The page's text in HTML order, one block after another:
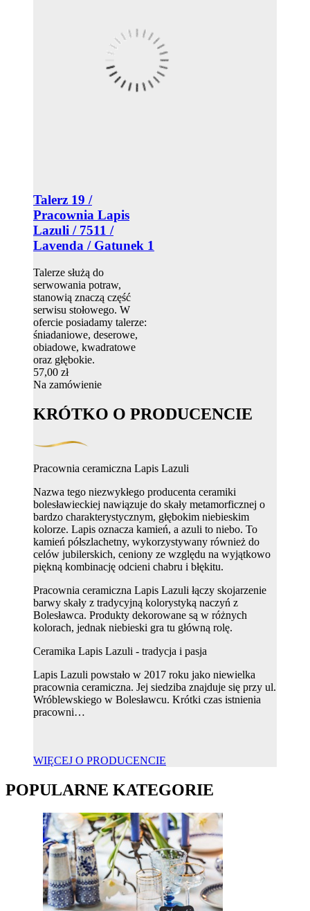
Talerz 19 /
Pracownia Lapis
Lazuli / 7511 /
Lavenda / Gatunek 1
Talerze służą do
serwowania potraw,
stanowią znaczą część
serwisu stołowego. W
ofercie posiadamy talerze:
śniadaniowe, deserowe,
obiadowe, kwadratowe
oraz głębokie.
57,00 zł
Na zamówienie
KRÓTKO O PRODUCENCIE
Pracownia ceramiczna Lapis Lazuli
Nazwa tego niezwykłego producenta ceramiki
bolesławieckiej nawiązuje do skały metamorficznej o
bardzo charakterystycznym, głębokim niebieskim
kolorze. Lapis oznacza kamień, a azuli to niebo. To
kamień półszlachetny, wykorzystywany również do
celów jubilerskich, ceniony ze względu na wyjątkowo
piękną kombinację odcieni chabru i błękitu.
Pracownia ceramiczna Lapis Lazuli łączy skojarzenie
barwy skały z tradycyjną kolorystyką naczyń z
Bolesławca. Produkty dekorowane są w różnych
kolorach, jednak niebieski gra tu główną rolę.
Ceramika Lapis Lazuli - tradycja i pasja
Lapis Lazuli powstało w 2017 roku jako niewielka
pracownia ceramiczna. Jej siedziba znajduje się przy ul.
Wróblewskiego w Bolesławcu. Krótki czas istnienia
pracowni…
WIĘCEJ O PRODUCENCIE
POPULARNE KATEGORIE